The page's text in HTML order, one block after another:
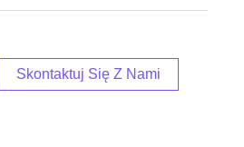
Skontaktuj Się Z Nami